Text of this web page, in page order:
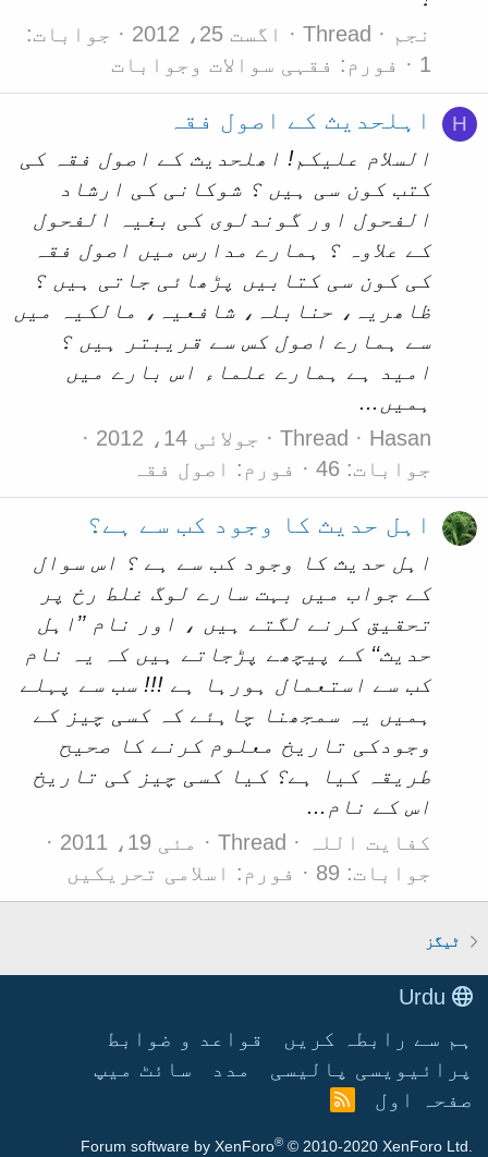
نجم
Thread اگست 25، 2012
جوابات:
1
فورم: فقہی سوالات وجوابات
H اہلحدیث کے اصول فقہ
السلام علیکم! اھلحدیث کے اصول فقہ کی
کتب کون سی ہیں ؟ شوکانی کی ارشاد
الفحول اور گوندلوی کی بغیہ الفحول
کے علاوہ ؟ ہمارے مدارس میں اصول فقہ
کی کون سی کتابیں پڑھائی جاتی ہیں ؟
ظاھریہ، حنابلہ، شافعیہ، مالکیہ میں
سے ہمارے اصول کس سے قریبتر ہیں ؟
امید ہے ہمارے علماء اس بارے میں
ہمیں...
Hasan
Thread
جولائی 14، 2012
جوابات: 46
فورم: اصول فقہ
اہل حدیث کا وجود کب سے ہے؟
اہل حدیث کا وجود کب سے ہے ؟ اس سوال
کے جواب میں بہت سارے لوگ غلط رخ پر
تحقیق کرنے لگتے ہیں ، اور نام ’’اہل
حدیث‌‘‘ کے پیچھے پڑجاتے ہیں‌ کہ یہ نام
کب سے استعمال ہورہا ہے !!! سب سے پہلے
ہمیں یہ سمجھنا چاہئے کہ کسی چیز کے
وجودکی تاریخ معلوم کرنے کا صحیح
طریقہ کیا ہے؟ کیا کسی چیز کی تاریخ
اس کے نام...
کفایت اللہ
Thread
مئی 19، 2011
جوابات: 89
فورم: اسلامی تحریکیں
ٹیگز
ہم سے رابطہ کریں
قواعد و ضوابط
پرائیویسی پالیسی
مدد
سائٹ میپ
صفحہ اول
آ
ا
Forum software by XenForo® © 2010-2020 XenForo Ltd.